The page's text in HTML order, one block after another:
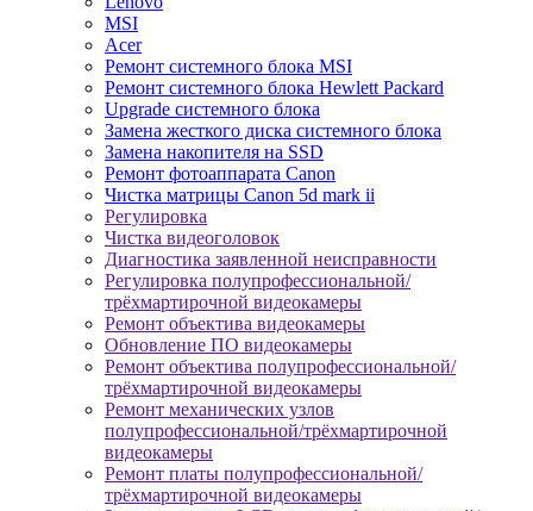
MSI
Acer
Ремонт системного блока MSI
Ремонт системного блока Hewlett Packard
Upgrade системного блока
Замена жесткого диска системного блока
Замена накопителя на SSD
Ремонт фотоаппарата Canon
Чистка матрицы Canon 5d mark ii
Регулировка
Чистка видеоголовок
Диагностика заявленной неисправности
Регулировка полупрофессиональной/
трёхмартирочной видеокамеры
Ремонт объектива видеокамеры
Обновление ПО видеокамеры
Ремонт объектива полупрофессиональной/
трёхмартирочной видеокамеры
Ремонт механических узлов
полупрофессиональной/трёхмартирочной
видеокамеры
Ремонт платы полупрофессиональной/
трёхмартирочной видеокамеры